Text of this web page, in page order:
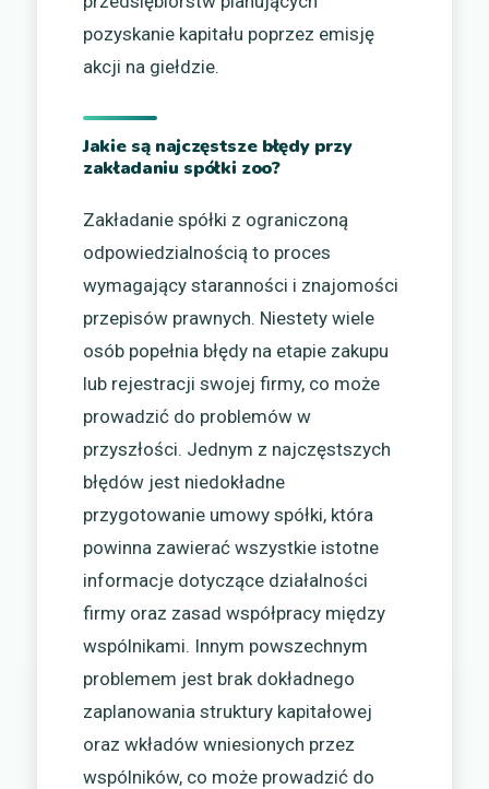
pozyskanie kapitału poprzez emisję
akcji na giełdzie.
Jakie są najczęstsze błędy przy
zakładaniu spółki zoo?
Zakładanie spółki z ograniczoną
odpowiedzialnością to proces
wymagający staranności i znajomości
przepisów prawnych. Niestety wiele
osób popełnia błędy na etapie zakupu
lub rejestracji swojej firmy, co może
prowadzić do problemów w
przyszłości. Jednym z najczęstszych
błędów jest niedokładne
przygotowanie umowy spółki, która
powinna zawierać wszystkie istotne
informacje dotyczące działalności
firmy oraz zasad współpracy między
wspólnikami. Innym powszechnym
problemem jest brak dokładnego
zaplanowania struktury kapitałowej
oraz wkładów wniesionych przez
wspólników, co może prowadzić do